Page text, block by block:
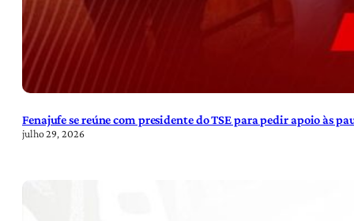
Fenajufe se reúne com presidente do TSE para pedir apoio às
julho 29, 2026